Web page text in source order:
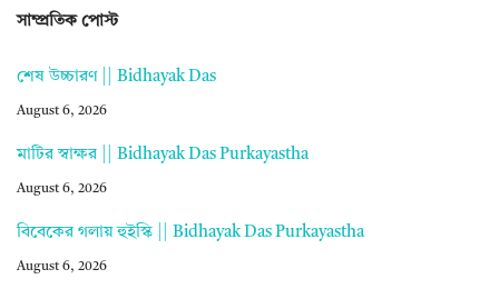
সাম্প্রতিক পোস্ট
শেষ উচ্চারণ || Bidhayak Das
August 6, 2026
মাটির স্বাক্ষর || Bidhayak Das Purkayastha
August 6, 2026
বিবেকের গলায় হুইস্কি || Bidhayak Das Purkayastha
August 6, 2026